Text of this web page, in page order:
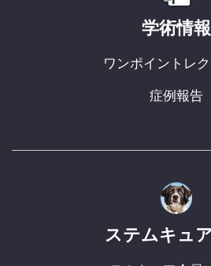
学術情報
ワンポイントレ
症例報告
ステムキュ